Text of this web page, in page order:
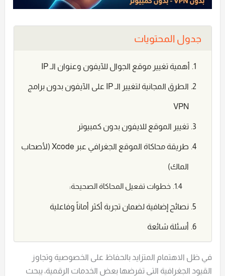
جدول المحتويات
أهمية تغيير موقع الجوال للآيفون وعنوان الـ IP
الطرق المجانية لتغيير الـ IP على الآيفون بدون برامج
VPN
تغيير الموقع للايفون بدون كمبيوتر
طريقة محاكاة الموقع الجغرافي عبر Xcode (لأصحاب
الماك)
خطوات تفعيل المحاكاة الصحيحة:
نصائح إضافية لضمان تجربة أكثر أماناً وفاعلية
أسئلة شائعة
في ظل الاهتمام المتزايد بالحفاظ على الخصوصية وتجاوز
القيود الجغرافية التي تفرضها بعض الخدمات الرقمية، يبحث